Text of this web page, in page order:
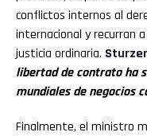
conflictos internos al
internacional y recurran
justicia ordinaria.
libertad de contrato ha
mundiales de negocios
Finalmente, el ministro